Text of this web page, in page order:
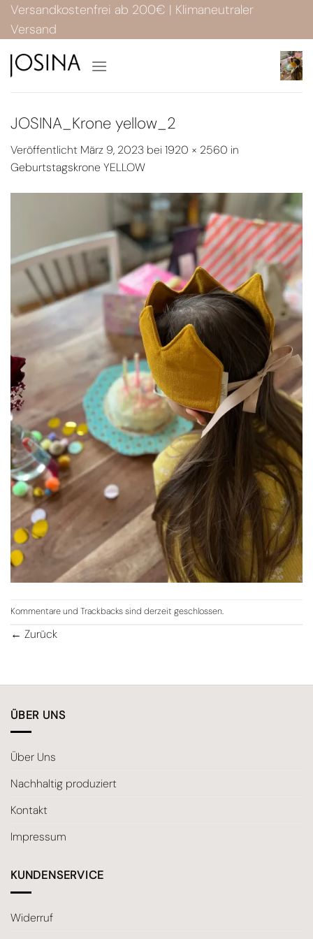
Zum
Inhalt
springen
Versandkostenfrei ab 200€ | Klimaneutraler
Versand
JOSINA_Krone yellow_2
Veröffentlicht März 9, 2023 bei 1920 × 2560 in
Geburtstagskrone YELLOW
Kommentare und Trackbacks sind derzeit geschlossen.
← Zurück
ÜBER UNS
Über Uns
Nachhaltig produziert
Kontakt
Impressum
KUNDENSERVICE
Widerruf